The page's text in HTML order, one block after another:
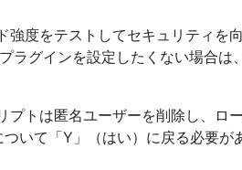
度をテストしてセキュリティを
ラグインを設定したくない場合は
トは匿名ユーザーを削除し、ロ
いて「Y」（はい）に戻る必要が